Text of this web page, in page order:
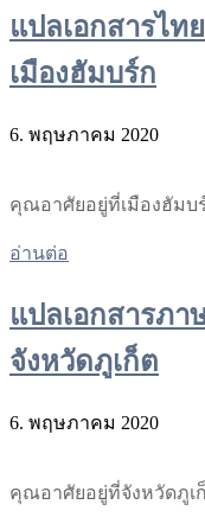
แปลเอกสารไท
เมืองฮัมบร์ก
6. พฤษภาคม 2020
คุณอาศัยอยู่ที่เมืองฮัมบ
อ่านต่อ
แปลเอกสารภา
จังหวัดภูเก็ต
6. พฤษภาคม 2020
คุณอาศัยอยู่ที่จังหวัดภูเ